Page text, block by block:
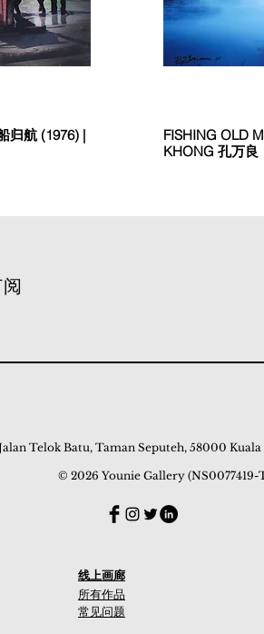
归航 (1976) |
FISHING OLD
KHONG 孔万良
Jalan Telok Batu, Taman Seputeh, 58000
© 2026 Younie Gallery (NS0077419-
线上画廊
所有作品
常见问题